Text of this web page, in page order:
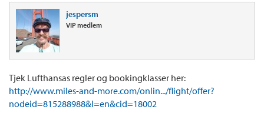
jespersm
VIP medlem
Tjek Lufthansas regler og bookingklasser her:
http://www.miles-and-more.com/onlin.../flight/offer?
nodeid=815288988&l=en&cid=18002